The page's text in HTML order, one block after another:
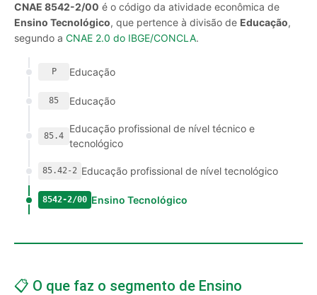
CNAE 8542-2/00 é o código da atividade econômica de
Ensino Tecnológico, que pertence à divisão de Educação,
segundo a CNAE 2.0 do IBGE/CONCLA.
P Educação
85 Educação
85.4
Educação profissional de nível técnico e
tecnológico
85.42-2 Educação profissional de nível tecnológico
8542-2/00 Ensino Tecnológico
📋 O que faz o segmento de Ensino